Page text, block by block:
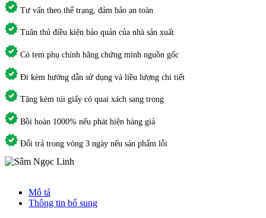
Tư vấn theo thể trạng, đảm bảo an toàn
Tuân thủ điều kiện bảo quản của nhà sản xuất
Có tem phụ chính hãng chứng minh nguồn gốc
Đi kèm hướng dẫn sử dụng và liều lượng chi tiết
Tặng kèm túi giấy có quai xách sang trọng
Bồi hoàn 1000% nếu phát hiện hàng giả
Đổi trả trong vòng 3 ngày nếu sản phẩm lỗi
Mô tả
Thông tin bổ sung